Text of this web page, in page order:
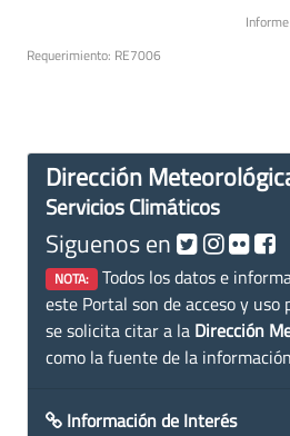
Requerimiento: RE7006
Dirección
Servicios Climáticos
Siguenos en
NOTA: Todos los datos e
este Portal son de acceso y uso
se solicita citar a la Dirección
como la fuente de la
Información de Interés